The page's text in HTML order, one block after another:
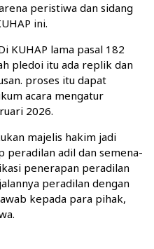
peristiwa dan sidang
ini.
KUHAP lama pasal 182
pledoi itu ada replik dan
proses itu dapat
acara mengatur
2026.
majelis hakim jadi
adil dan semena-
penerapan peradilan
peradilan dengan
kepada para pihak,